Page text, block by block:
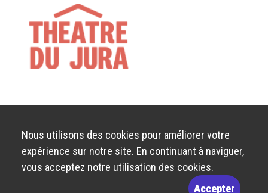
Nous utilisons des cookies pour améliorer votre
expérience sur notre site. En continuant à naviguer,
vous acceptez notre utilisation des cookies.
Accepter